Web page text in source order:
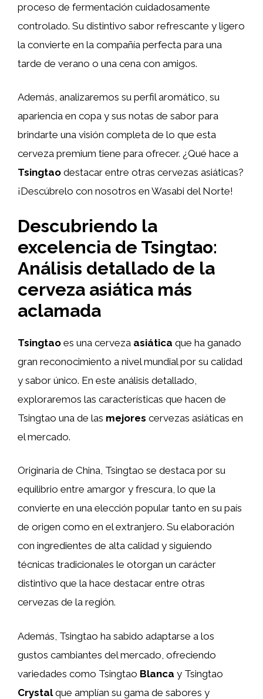
proceso de fermentación cuidadosamente
controlado. Su distintivo sabor refrescante y ligero
la convierte en la compañía perfecta para una
tarde de verano o una cena con amigos.
Además, analizaremos su perfil aromático, su
apariencia en copa y sus notas de sabor para
brindarte una visión completa de lo que esta
cerveza premium tiene para ofrecer. ¿Qué hace a
Tsingtao destacar entre otras cervezas asiáticas?
¡Descúbrelo con nosotros en Wasabi del Norte!
Descubriendo la
excelencia de Tsingtao:
Análisis detallado de la
cerveza asiática más
aclamada
Tsingtao es una cerveza asiática que ha ganado
gran reconocimiento a nivel mundial por su calidad
y sabor único. En este análisis detallado,
exploraremos las características que hacen de
Tsingtao una de las mejores cervezas asiáticas en
el mercado.
Originaria de China, Tsingtao se destaca por su
equilibrio entre amargor y frescura, lo que la
convierte en una elección popular tanto en su país
de origen como en el extranjero. Su elaboración
con ingredientes de alta calidad y siguiendo
técnicas tradicionales le otorgan un carácter
distintivo que la hace destacar entre otras
cervezas de la región.
Además, Tsingtao ha sabido adaptarse a los
gustos cambiantes del mercado, ofreciendo
variedades como Tsingtao Blanca y Tsingtao
Crystalque amplían su gama de sabores y